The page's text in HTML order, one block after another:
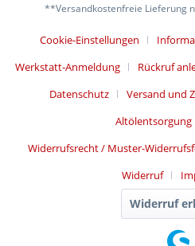
**Versandkostenfreie Lieferung
Cookie-Einstellungen
Werkstatt-Anmeldung
Rückruf
Datenschutz
Versand und
Altölentsorgung
Widerrufsrecht / Muster-
Widerruf
Widerruf